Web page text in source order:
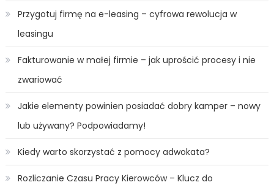
Przygotuj firmę na e-leasing – cyfrowa rewolucja w
leasingu
Fakturowanie w małej firmie – jak uprościć procesy i nie
zwariować
Jakie elementy powinien posiadać dobry kamper – nowy
lub używany? Podpowiadamy!
Kiedy warto skorzystać z pomocy adwokata?
Rozliczanie Czasu Pracy Kierowców – Klucz do